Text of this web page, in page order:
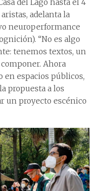
del Lago hasta el 4
adelanta la
neuroperformance
“No es algo
tenemos textos, un
Ahora
en espacios públicos,
propuesta a los
un proyecto escénico